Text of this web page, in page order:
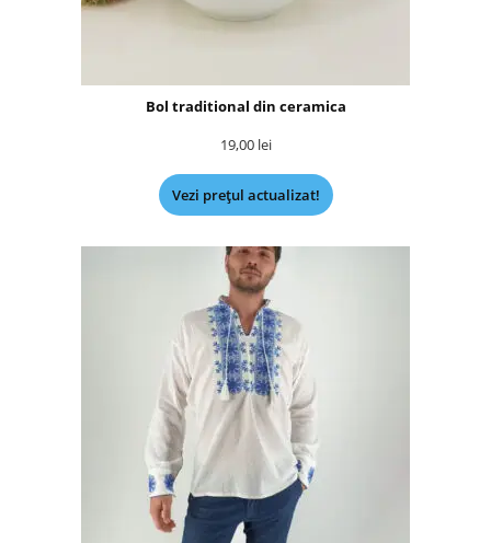
Bol traditional din ceramica
19,00 lei
Vezi prețul actualizat!